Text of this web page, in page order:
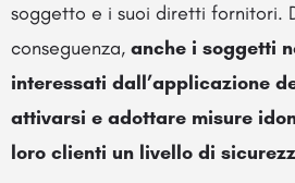
soggetto e i suoi diretti fornitori.
conseguenza, anche i soggetti
interessati dall’applicazione
attivarsi e adottare misure
loro clienti un livello di